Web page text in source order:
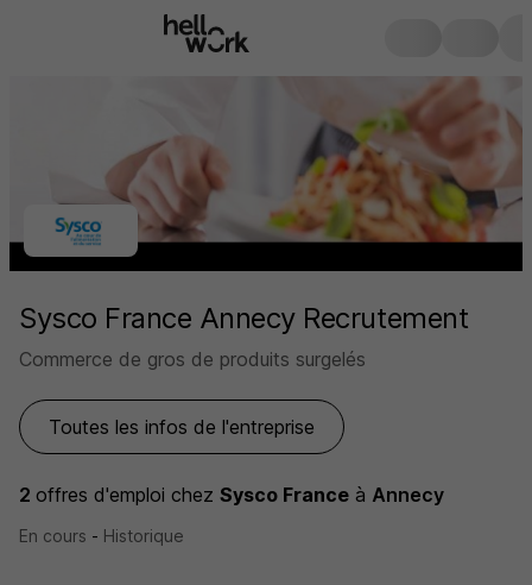
Sysco France Annecy Recrutement
Commerce de gros de produits surgelés
Toutes les infos de l'entreprise
2 offres d'emploi chez Sysco France à Annecy
En cours - Historique